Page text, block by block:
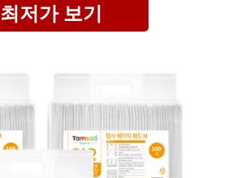
최저가 보기